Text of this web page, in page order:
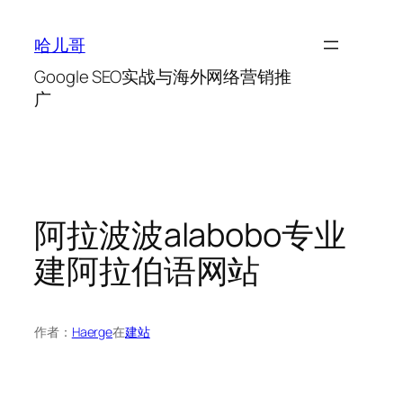
哈儿哥
Google SEO实战与海外网络营销推
广
阿拉波波alabobo专业
建阿拉伯语网站
作者： Haerge在建站